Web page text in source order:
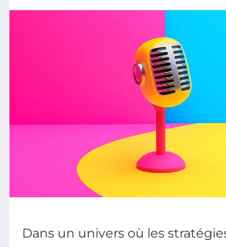
Dans un univers où les